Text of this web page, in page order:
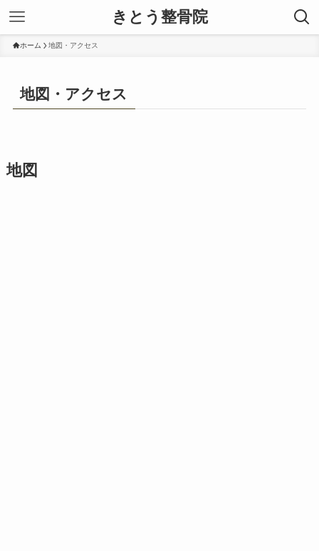
きとう整骨院
ホーム 地図・アクセス
地図・アクセス
地図